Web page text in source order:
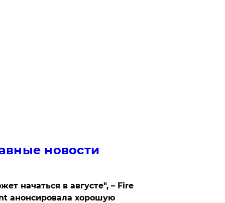
новости
начаться в августе", – Fire
анонсировала хорошую